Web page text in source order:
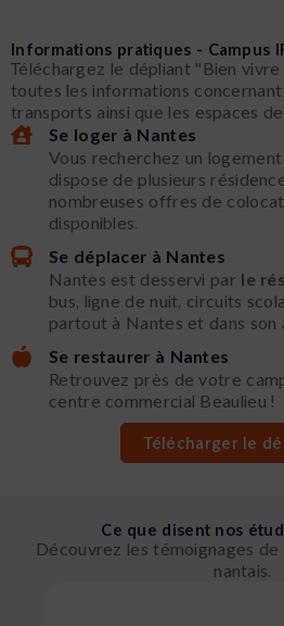
Informations pratiques - Campus
Téléchargez le dépliant "Bien
toutes les informations
transports ainsi que les espaces
Se loger à Nantes
Vous recherchez un
dispose de plusieurs
nombreuses offres de
disponibles.
Se déplacer à Nantes
Nantes est desservi par le
bus, ligne de nuit, circuits
partout à Nantes et dans son
Se restaurer à Nantes
Retrouvez près de votre
centre commercial Beaulieu !
Télécharger le
Ce que disent nos
Découvrez les témoignages de
nantais.